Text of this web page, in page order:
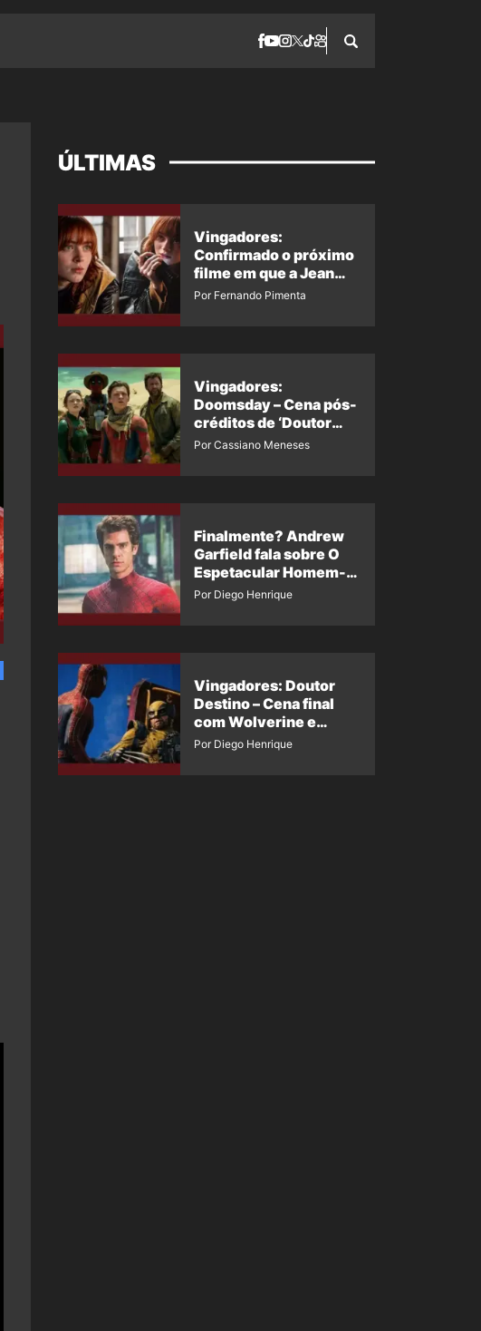
ÚLTIMAS
Vingadores:
Confirmado o próximo
filme em que a Jean
Grey irá aparecer
Por Fernando Pimenta
Vingadores:
Doomsday – Cena pós-
créditos de ‘Doutor
Destino’ é revelada
Por Cassiano Meneses
Finalmente? Andrew
Garfield fala sobre O
Espetacular Homem-
Aranha 3
Por Diego Henrique
Vingadores: Doutor
Destino – Cena final
com Wolverine e
Homem-Aranha de
Por Diego Henrique